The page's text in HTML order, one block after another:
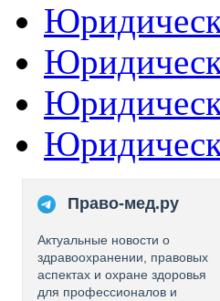
Право-мед.ру
Актуальные новости о
здравоохранении, правовых
аспектах и охране здоровья
для профессионалов и